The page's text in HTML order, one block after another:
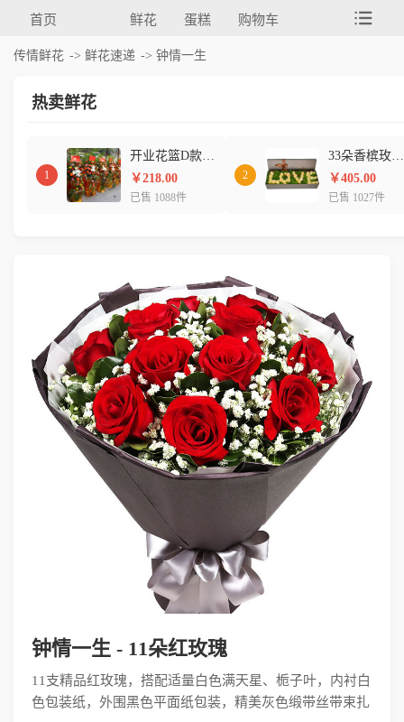
首页 鲜花 蛋糕 购物车
传情鲜花 -> 鲜花速递 -> 钟情一生
热卖鲜花
1
开业花篮D款(单个)
￥218.00
已售 1088件
2
33朵香槟玫瑰B款
￥405.00
已售 1027件
钟情一生 - 11朵红玫瑰
11支精品红玫瑰，搭配适量白色满天星、栀子叶，内衬白
色包装纸，外围黑色平面纸包装，精美灰色缎带丝带束扎